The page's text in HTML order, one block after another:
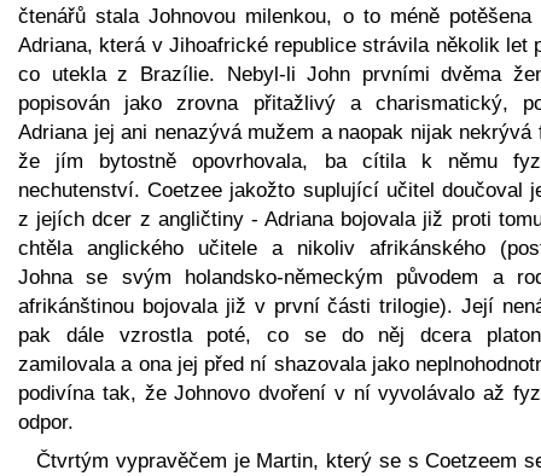
čtenářů stala Johnovou milenkou, o to méně potěšena
Adriana, která v Jihoafrické republice strávila několik let
co utekla z Brazílie. Nebyl-li John prvními dvěma
popisován jako zrovna přitažlivý a charismatický,
Adriana jej ani nenazývá mužem a naopak nijak nekrývá
že jím bytostně opovrhovala, ba cítila k němu
nechutenství. Coetzee jakožto suplující učitel doučoval
z jejích dcer z angličtiny - Adriana bojovala již proti
chtěla anglického učitele a nikoliv afrikánského
Johna se svým holandsko-německým původem a
afrikánštinou bojovala již v první části trilogie). Její
pak dále vzrostla poté, co se do něj dcera
zamilovala a ona jej před ní shazovala jako
podivína tak, že Johnovo dvoření v ní vyvolávalo až
odpor.
Čtvrtým vypravěčem je Martin, který se s Coetzeem